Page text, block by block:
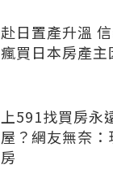
赴日置產升溫
瘋買日本房產主
上591找買房永
屋？網友無奈
房